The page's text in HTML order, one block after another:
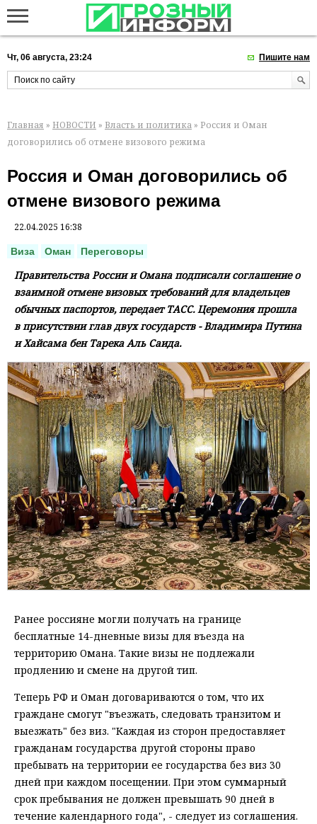
Чт, 06 августа, 23:24 Пишите нам
Главная » НОВОСТИ » Власть и политика » Россия и Оман
договорились об отмене визового режима
Россия и Оман договорились об
отмене визового режима
22.04.2025 16:38
Виза Оман Переговоры
Правительства России и Омана подписали соглашение о
взаимной отмене визовых требований для владельцев
обычных паспортов, передает ТАСС. Церемония прошла
в присутствии глав двух государств - Владимира Путина
и Хайсама бен Тарека Аль Саида.
Ранее россияне могли получать на границе
бесплатные 14-дневные визы для въезда на
территорию Омана. Такие визы не подлежали
продлению и смене на другой тип.
Теперь РФ и Оман договариваются о том, что их
граждане смогут "въезжать, следовать транзитом и
выезжать" без виз. "Каждая из сторон предоставляет
гражданам государства другой стороны право
пребывать на территории ее государства без виз 30
дней при каждом посещении. При этом суммарный
срок пребывания не должен превышать 90 дней в
течение календарного года", - следует из соглашения.